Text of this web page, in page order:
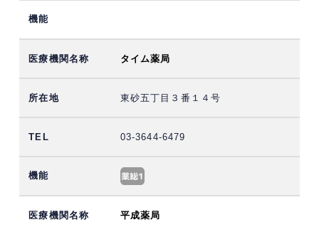
タイム薬局
東砂五丁目３番１４号
03-3644-6479
平成薬局